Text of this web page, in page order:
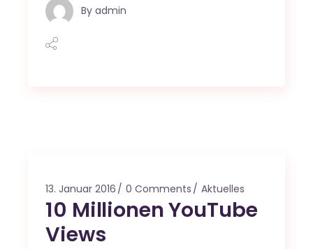
By admin
13. Januar 2016 0 Comments Aktuelles
10 Millionen YouTube
Views